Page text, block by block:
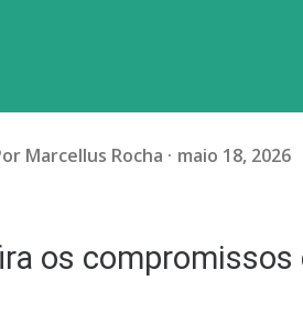
Marcellus Rocha maio 18, 2026
os compromissos